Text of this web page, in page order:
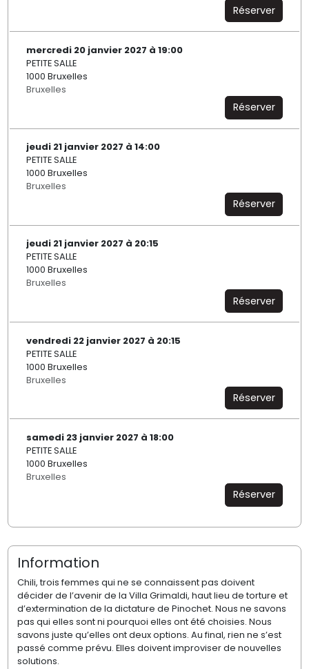
Réserver
mercredi 20 janvier 2027 à 19:00
PETITE SALLE
1000 Bruxelles
Bruxelles
Réserver
jeudi 21 janvier 2027 à 14:00
PETITE SALLE
1000 Bruxelles
Bruxelles
Réserver
jeudi 21 janvier 2027 à 20:15
PETITE SALLE
1000 Bruxelles
Bruxelles
Réserver
vendredi 22 janvier 2027 à 20:15
PETITE SALLE
1000 Bruxelles
Bruxelles
Réserver
samedi 23 janvier 2027 à 18:00
PETITE SALLE
1000 Bruxelles
Bruxelles
Réserver
Information
Chili, trois femmes qui ne se connaissent pas doivent
décider de l’avenir de la Villa Grimaldi, haut lieu de torture et
d’extermination de la dictature de Pinochet. Nous ne savons
pas qui elles sont ni pourquoi elles ont été choisies. Nous
savons juste qu’elles ont deux options. Au final, rien ne s’est
passé comme prévu. Elles doivent improviser de nouvelles
solutions.